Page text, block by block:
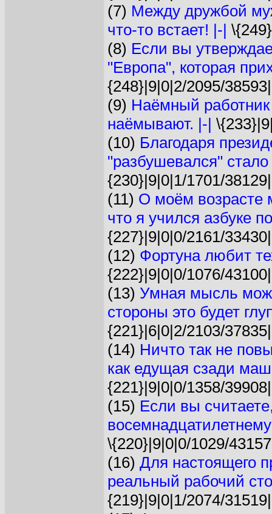
(7) Между дружбой
что-то встает! |-|
(8) Если вы
"Европа", которая
{248}|9|0|2/2095/38593|
(9) Наёмный работник
наёмывают. |-|
(10) Благодаря
"разбушевался"
{230}|9|0|1/1701/38129|
(11) О моём возрасте
что я учился азбуке
{227}|9|0|0/2161/33430|
(12) Фортуна любит
{222}|9|0|0/1076/43100|
(13) Умная мысль
стороны это будет
{221}|6|0|2/2103/37835|
(14) Ничто так не
как едущая сзади
{221}|9|0|0/1358/39908|
(15) Если вы
\{220}|9|0|0/1029/
(16) Для настоящего
реальный рабочий
{219}|9|0|1/2074/31519|